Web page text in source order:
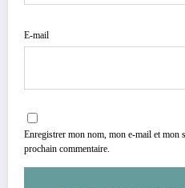
E-mail
Enregistrer mon nom, mon e-mail et mon
prochain commentaire.